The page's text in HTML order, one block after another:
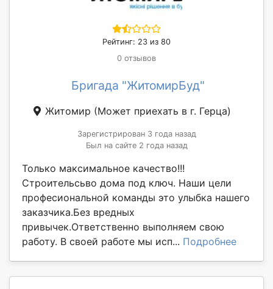
Рейтинг: 23 из 80
0 отзывов
Бригада "ЖитомирБуд"
Житомир (Может приехать в г. Герца)
Зарегистрирован 3 года назад
Был на сайте 2 года назад
Только максимальное качество!!!
Строительсьво дома под ключ. Наши цели
професиональной команды это улыбка нашего
заказчика.Без вредных
привычек.Ответственно выполняем свою
работу. В своей работе мы исп... Подробнее